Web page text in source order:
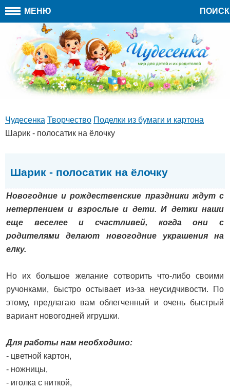
МЕНЮ ПОИСК
Чудесенка Творчество Поделки из бумаги и картона
Шарик - полосатик на ёлочку
Шарик - полосатик на ёлочку
Новогодние и рождественские праздники ждут с
нетерпением и взрослые и дети. И детки наши
еще веселее и счастливей, когда они с
родителями делают новогодние украшения на
елку.
Но их большое желание сотворить что-либо своими
ручонками, быстро остывает из-за неусидчивости. По
этому, предлагаю вам облегченный и очень быстрый
вариант новогодней игрушки.
Для работы нам необходимо:
- цветной картон,
- ножницы,
- иголка с ниткой,